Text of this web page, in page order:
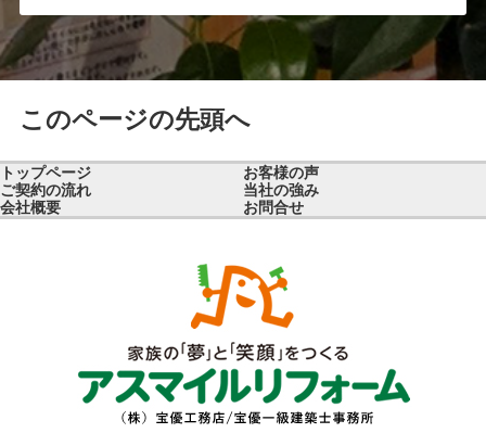
このページの先頭へ
トップページ
お客様の声
ご契約の流れ
当社の強み
会社概要
お問合せ